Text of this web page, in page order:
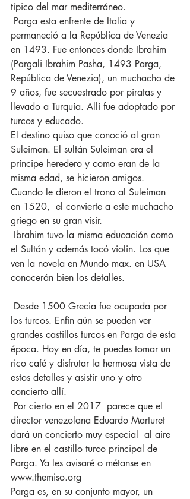
típico del mar mediterráneo.
permaneció a la República de Venezia
en 1493. Fue entonces donde Ibrahim
(Pargali Ibrahim Pasha, 1493 Parga,
República de Venezia), un muchacho de
9 años, fue secuestrado por piratas y
llevado a Turquía. Allí fue adoptado por
turcos y educado.
El destino quiso que conoció al gran
Suleiman. El sultán Suleiman era el
príncipe heredero y como eran de la
misma edad, se hicieron amigos.
Cuando le dieron el trono al Suleiman
en 1520,  el convierte a este muchacho
griego en su gran visir.
el Sultán y además tocó violin. Los que
ven la novela en Mundo max. en USA
conocerán bien los detalles.
los turcos. Enfín aún se pueden ver
grandes castillos turcos en Parga de esta
época. Hoy en día, te puedes tomar un
rico café y disfrutar la hermosa vista de
estos detalles y asistir uno y otro
concierto allí.
director venezolana Eduardo Marturet
dará un concierto muy especial  al aire
libre en el castillo turco principal de
Parga. Ya les avisaré o métanse en
www.themiso.org
Parga es, en su conjunto mayor, un